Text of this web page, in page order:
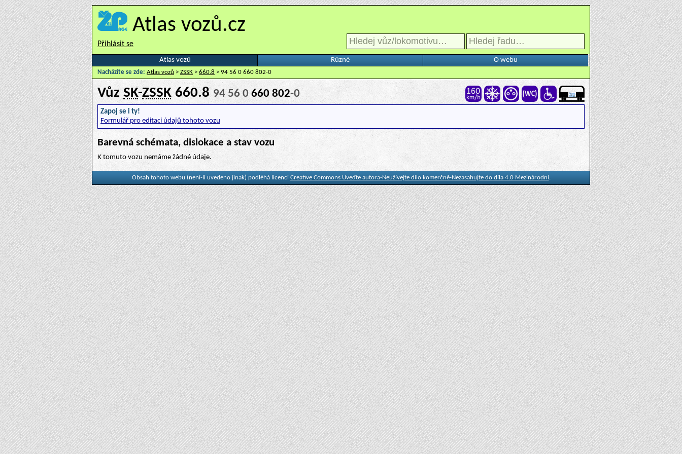
Atlas vozů.cz
Přihlásit se
Atlas vozů Různé O webu
Nacházíte se zde: Atlas vozů > ZSSK > 660.8 > 94 56 0 660 802-0
VůzSK-ZSSK 660.8 94 56 0 660 802-0
Zapoj se i ty!
Formulář pro editaci údajů tohoto vozu
Barevná schémata, dislokace a stav vozu
K tomuto vozu nemáme žádné údaje.
Obsah tohoto webu (není-li uvedeno jinak) podléhá licenci Creative Commons Uveďte autora-Neužívejte dílo komerčně-Nezasahujte do díla 4.0 Mezinárodní.